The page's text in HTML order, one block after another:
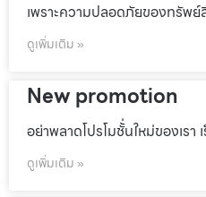
เพราะความปลอดภัยของทรัพ
ดูเพิ่มเติม »
New promotion
อย่าพลาดโปรโมชั้่นใหม่ของเรา
ดูเพิ่มเติม »